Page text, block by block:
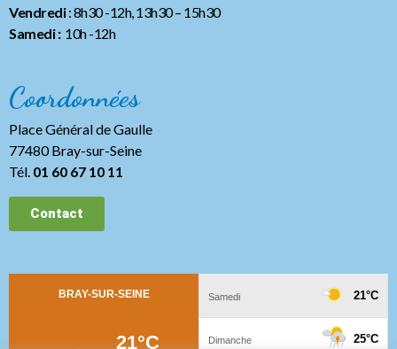
Vendredi: 8h30 -12h, 13h30– 15h30
Samedi :10h -12h
Coordonnées
Place Général de Gaulle
77480 Bray-sur-Seine
Tél. 01 60 67 10 11
Contact